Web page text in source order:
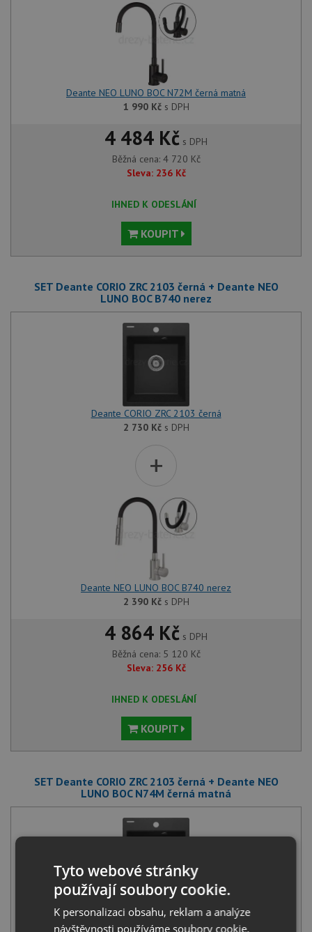
Deante NEO LUNO BOC N72M černá matná
1 990 Kčs DPH
4 484 Kč s DPH
Běžná cena: 4 720 Kč
Sleva: 236 Kč
IHNED K ODESLÁNÍ
KOUPIT
SET Deante CORIO ZRC 2103 černá + Deante NEO
LUNO BOC B740 nerez
Deante CORIO ZRC 2103 černá
2 730 Kčs DPH
+
Deante NEO LUNO BOC B740 nerez
2 390 Kčs DPH
4 864 Kč s DPH
Běžná cena: 5 120 Kč
Sleva: 256 Kč
IHNED K ODESLÁNÍ
KOUPIT
SET Deante CORIO ZRC 2103 černá + Deante NEO
LUNO BOC N74M černá matná
Deante CORIO ZRC 2103 černá
2 730
Kč
Tyto webové stránky
používají soubory cookie.
K personalizaci obsahu, reklam a analýze
návštěvnosti používáme soubory cookie.